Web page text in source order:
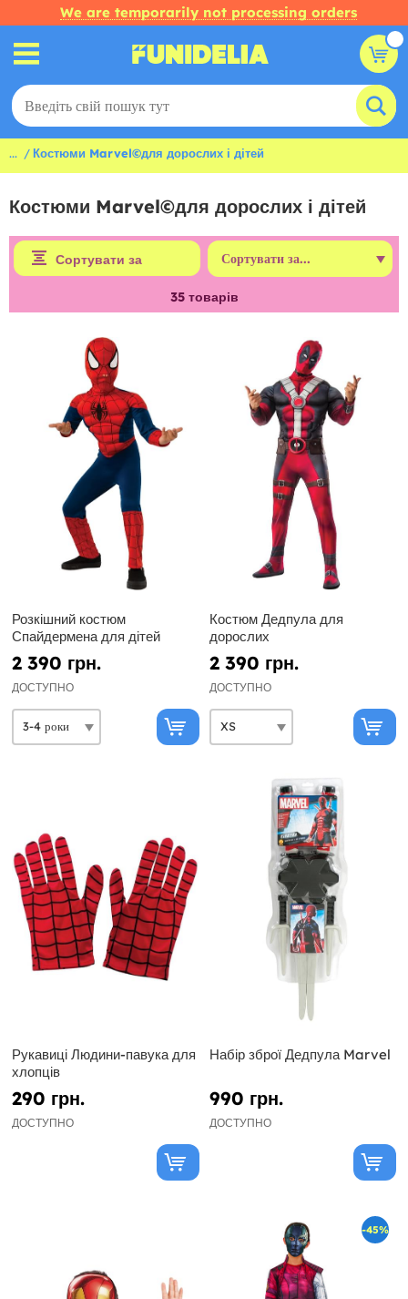
We are temporarily not processing orders
... Костюми Marvel©для дорослих і дітей
Костюми Marvel©для дорослих і дітей
Сортувати за
35товарів
Розкішний костюм
Спайдермена для дітей
2 390 грн.
ДОСТУПНО
Костюм Дедпула для
дорослих
2 390 грн.
ДОСТУПНО
Рукавиці Людини-павука для
хлопців
290 грн.
ДОСТУПНО
Набір зброї Дедпула Marvel
990 грн.
ДОСТУПНО
-45%